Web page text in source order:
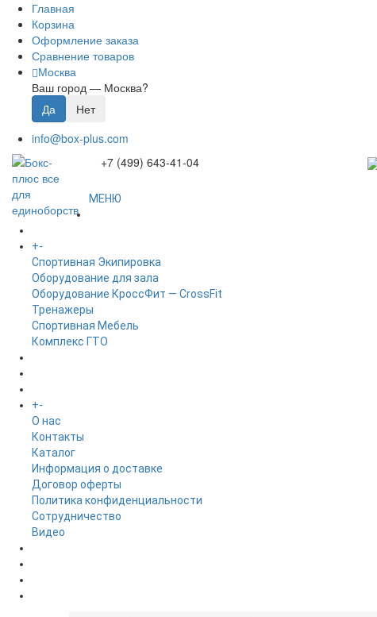
Главная
Корзина
Оформление заказа
Сравнение товаров
Москва
Ваш город — Москва?
info@box-plus.com
+7 (499) 643-41-04
МЕНЮ
+-
Спортивная Экипировка
Оборудование для зала
Оборудование КроссФит — CrossFit
Тренажеры
Спортивная Мебель
Комплекс ГТО
+-
O нас
Контакты
Каталог
Информация о доставке
Договор оферты
Политика конфиденциальности
Сотрудничество
Видео